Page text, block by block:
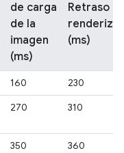
de carga
de la
imagen
(ms)
Retraso
(ms)
160
230
270 310
350 360